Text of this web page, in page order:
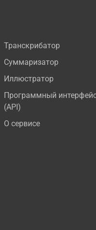
Транскрибатор
Суммаризатор
Иллюстратор
Программный
(API)
О сервисе